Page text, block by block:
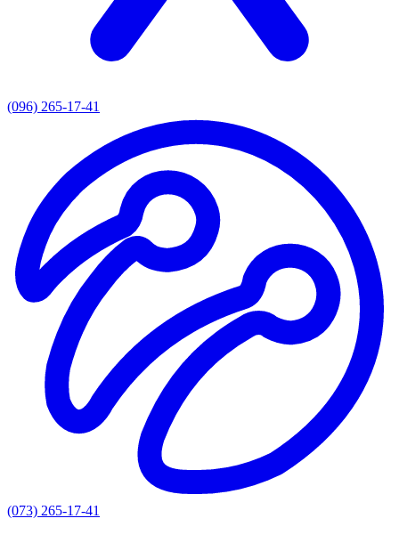
(096) 265-17-41
(073) 265-17-41